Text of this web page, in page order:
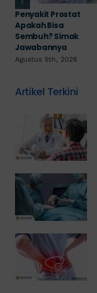
7 Komplikasi Prostat
yang Perlu
Diwaspadai Sejak Dini
Agustus 1st, 2026
Artikel Terkini